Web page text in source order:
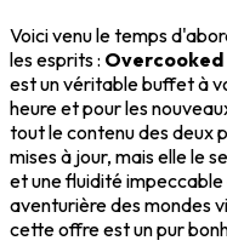
Voici venu le temps
les esprits : Overcooked
est un véritable buffet à
heure et pour les
tout le contenu des deux
mises à jour, mais elle le
et une fluidité
aventurière des mondes
cette offre est un pur